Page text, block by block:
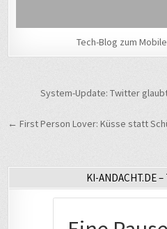
Tech-Blog zum
System-Update: Twitter
← First Person Lover: Küsse statt
KI-ANDACHT.DE –